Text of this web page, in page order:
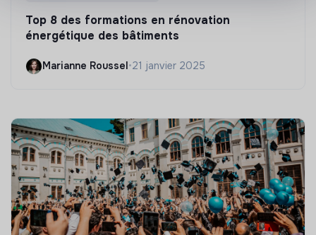
Top 8 des formations en rénovation
énergétique des bâtiments
Marianne Roussel•21 janvier 2025